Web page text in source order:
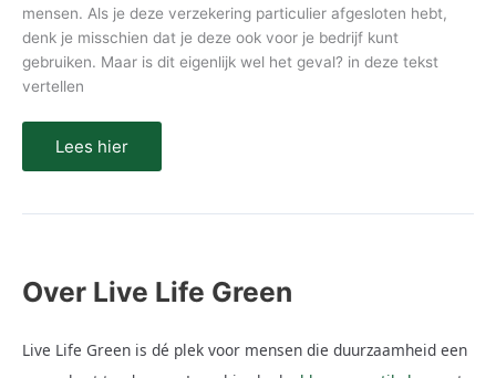
mensen. Als je deze verzekering particulier afgesloten hebt,
denk je misschien dat je deze ook voor je bedrijf kunt
gebruiken. Maar is dit eigenlijk wel het geval? in deze tekst
vertellen
Lees hier
Over Live Life Green
Live Life Green is dé plek voor mensen die duurzaamheid een